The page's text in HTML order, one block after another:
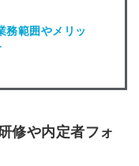
務範囲やメリッ
修や内定者フォ